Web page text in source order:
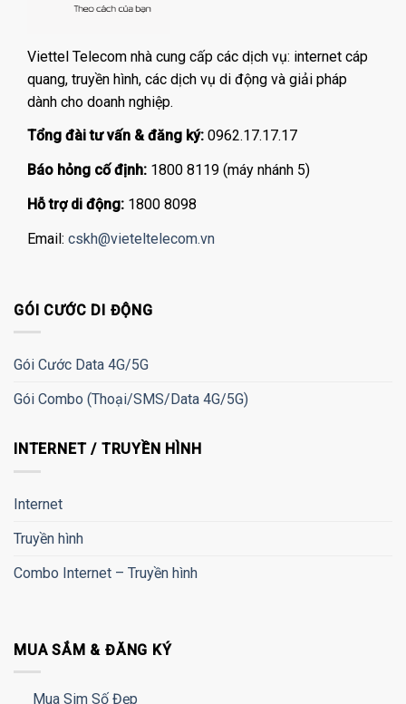
Viettel Telecom nhà cung cấp các dịch vụ: internet cáp
quang, truyền hình, các dịch vụ di động và giải pháp
dành cho doanh nghiệp.
Tổng đài tư vấn & đăng ký: 0962.17.17.17
Báo hỏng cố định: 1800 8119 (máy nhánh 5)
Hỗ trợ di động: 1800 8098
Email: cskh@vieteltelecom.vn
GÓI CƯỚC DI ĐỘNG
Gói Cước Data 4G/5G
Gói Combo (Thoại/SMS/Data 4G/5G)
INTERNET / TRUYỀN HÌNH
Internet
Truyền hình
Combo Internet – Truyền hình
MUA SẮM & ĐĂNG KÝ
Mua Sim Số Đẹp